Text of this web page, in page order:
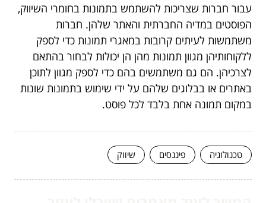
עבור חברות שצריכות להשתמש בתמונות בחומרי השיווק,
הפוסטים במדיה החברתית והאתר שלהן. חברות
משתמשות לעיתים קרובות במאגרי תמונות כדי לספק
ללקוחותיהן מגוון תמונות מהן הן יכולות לבחור בהתאם
לצרכיהן. הם גם משתמשים בהם כדי לספק מגוון לתוכן
באתרים או בבלוגים שלהם על ידי שימוש בתמונות שונות
במקום תמונה אחת בלבד לכל פוסט.
טכנולוגיה פיננסים שיווק